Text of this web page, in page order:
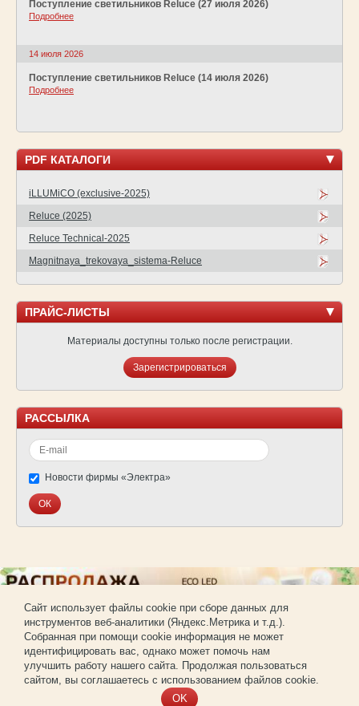
Поступление светильников Reluce (27 июля 2026)
Подробнее
14 июля 2026
Поступление светильников Reluce (14 июля 2026)
Подробнее
PDF КАТАЛОГИ
iLLUMiCO (exclusive-2025)
Reluce (2025)
Reluce Technical-2025
Magnitnaya_trekovaya_sistema-Reluce
ПРАЙС-ЛИСТЫ
Материалы доступны только после регистрации.
Зарегистрироваться
РАССЫЛКА
Новости фирмы «Электра»
© Фирма «Электра»
Использование материалов сайта без согласования запрещено.
Создание и продвижение сайта — РА «Имиджпром»
Cайт использует файлы cookie при сборе данных для
инструментов веб-аналитики (Яндекс.Метрика и т.д.).
Собранная при помощи cookie информация не может
идентифицировать вас, однако может помочь нам
улучшить работу нашего сайта. Продолжая пользоваться
сайтом, вы соглашаетесь с использованием файлов cookie.
OK
Регистрация для покупки оптом